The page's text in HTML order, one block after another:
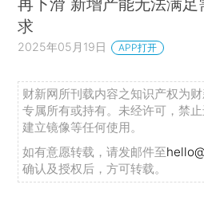
求
2025年05月19日 APP打开
财新网所刊载内容之知识产权为
专属所有或持有。未经许可，禁
建立镜像等任何使用。
如有意愿转载，请发邮件至
确认及授权后，方可转载。